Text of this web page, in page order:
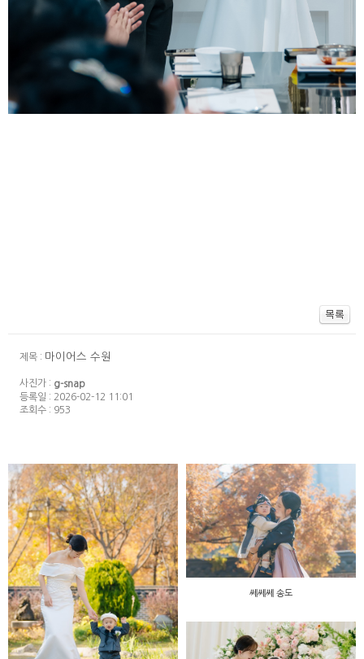
제목 : 마이어스 수원
사진가 : g-snap
등록일 : 2026-02-12 11:01
조회수 : 953
쎄쎄쎄 송도